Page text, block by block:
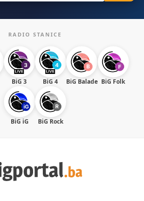
RADIO STANICE
BiG 3 BiG 4 BiG Balade BiG Folk
BiG iG BiG Rock